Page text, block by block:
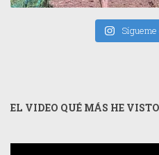
EL VIDEO QUÉ MÁS HE